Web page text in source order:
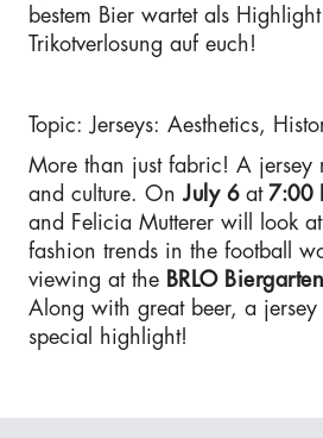
bestem Bier wartet als
Trikotverlosung auf euch!
Topic: Jerseys: Aesthetics,
More than just fabric! A jersey
and culture. OnJuly 6 at7:00
and Felicia Mutterer will look
fashion trends in the football
viewing at the BRLO Biergarten
Along with great beer, a
special highlight!